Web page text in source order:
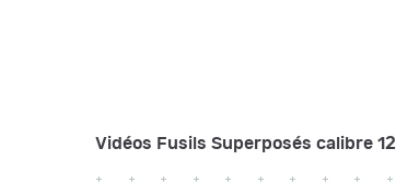
Vidéos Fusils Superposés calibre 12